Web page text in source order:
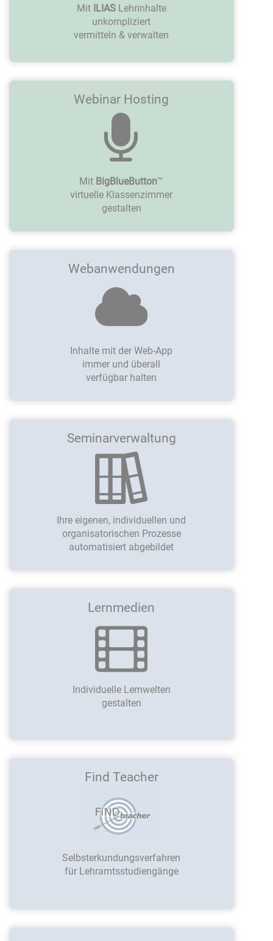
Mit ILIASLehrinhalte
unkompliziert
vermitteln & verwalten
Webinar Hosting
Mit BigBlueButton™
virtuelle Klassenzimmer
gestalten
Webanwendungen
Inhalte mit der Web-App
immer und überall
verfügbar halten
Seminarverwaltung
Ihre eigenen, individuellen und
organisatorischen Prozesse
automatisiert abgebildet
Lernmedien
Individuelle Lernwelten
gestalten
Find Teacher
Selbsterkundungsverfahren
für Lehramtsstudiengänge